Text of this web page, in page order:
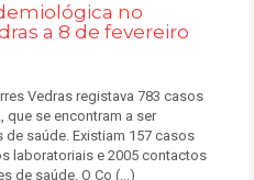
no
a 8 de fevereiro
Vedras registava 783 casos
que se encontram a ser
saúde. Existiam 157 casos
laboratoriais e 2005 contactos
de saúde. O Co (...)